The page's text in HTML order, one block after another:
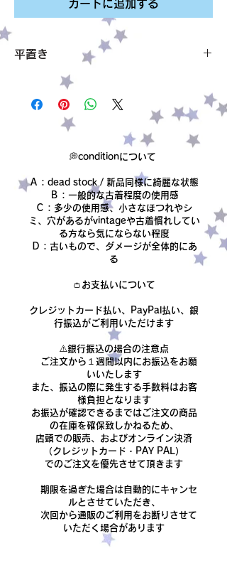
カートに追加する
平置き
サイズ 頭回り 53.5cm 高さ 16.5cm ツ
素材 表記なし cottonのような素材で
小さなトゲトゲがついたキッチュなアイテム
💭conditionについて
Ａ：dead stock / 新品同様に綺麗な状態
Ｂ：一般的な古着程度の使用感
Ｃ：多少の使用感、小さなほつれやシ
ミ、穴があるがvintageや古着慣れしてい
る方なら気にならない程度
Ｄ：古いもので、ダメージが全体的にあ
る​
👛お支払いについて
クレジットカード払い、PayPal払い、銀
行振込がご利用いただけます
​⚠️銀行振込の場合の注意点
ご注文から１週間以内にお振込をお願
いいたします
また、振込の際に発生する手数料はお客
様負担となります
​お振込が確認できるまではご注文の商品
の在庫を確保致しかねるため、
店頭での販売、およびオンライン決済
（クレジットカード・PAY PAL）
でのご注文を優先させて頂きます
期限を過ぎた場合は自動的にキャンセ
ルとさせていただき、
次回から通販のご利用をお断りさせて
いただく場合があります